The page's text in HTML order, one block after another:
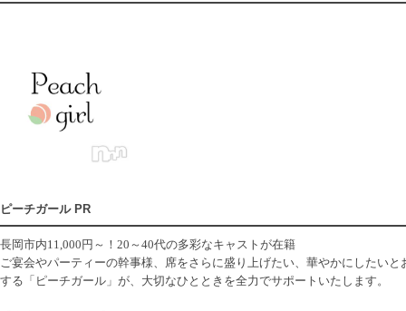
ピーチガール PR
長岡市内11,000円～！20～40代の多彩なキャストが在籍
ご宴会やパーティーの幹事様、席をさらに盛り上げたい、華やかにしたい
する「ピーチガール」が、大切なひとときを全力でサポートいたします。